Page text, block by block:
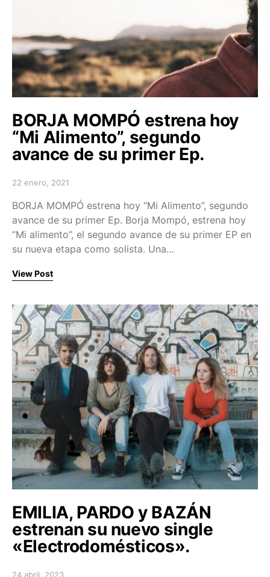
BORJA MOMPÓ estrena hoy
“Mi Alimento”, segundo
avance de su primer Ep.
Posted on
22 enero, 2021
BORJA MOMPÓ estrena hoy “Mi Alimento”, segundo
avance de su primer Ep. Borja Mompó, estrena hoy
“Mi alimento”, el segundo avance de su primer EP en
su nueva etapa como solista. Una…
View Post
EMILIA, PARDO y BAZÁN
estrenan su nuevo single
«Electrodomésticos».
24 abril, 2023